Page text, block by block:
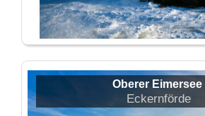
Oberer Eimersee
Eckernförde